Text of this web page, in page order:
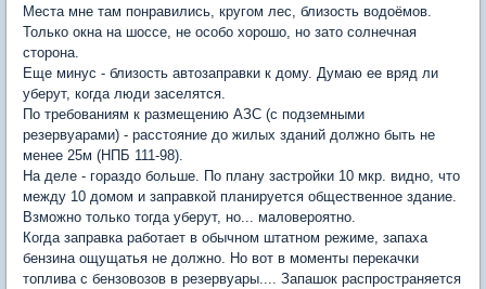
Места мне там понравились, кругом лес, близость водоёмов.
Только окна на шоссе, не особо хорошо, но зато солнечная
сторона.
Еще минус - близость автозаправки к дому. Думаю ее вряд ли
уберут, когда люди заселятся.
По требованиям к размещению АЗС (с подземными
резервуарами) - расстояние до жилых зданий должно быть не
менее 25м (НПБ 111-98).
На деле - гораздо больше. По плану застройки 10 мкр. видно, что
между 10 домом и заправкой планируется общественное здание.
Взможно только тогда уберут, но... маловероятно.
Когда заправка работает в обычном штатном режиме, запаха
бензина ощущатья не должно. Но вот в моменты перекачки
топлива с бензовозов в резервуары.... Запашок распространяется